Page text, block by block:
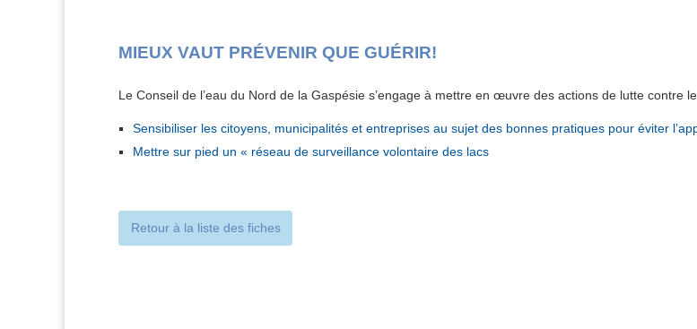
MIEUX VAUT PRÉVENIR QUE GUÉRIR!
Le Conseil de l’eau du Nord de la Gaspésie s’engage à mettre en œuvre des actions de lutte contre
Sensibiliser les citoyens, municipalités et entreprises au sujet des bonnes pratiques pour éviter
Mettre sur pied un « réseau de surveillance volontaire des lacs
Retour à la liste des fiches